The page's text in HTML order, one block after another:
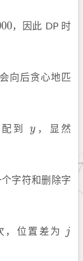
，因此 DP 时
向后贪心地匹
配到y
y ，显然
字符和删除字
，位置差为 j
j